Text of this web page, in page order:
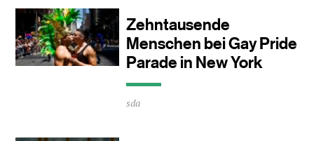
Minuten
Zehntausende
Menschen bei Gay Pride
Parade in New York
Durchschnittliche
Lesezeit
sda